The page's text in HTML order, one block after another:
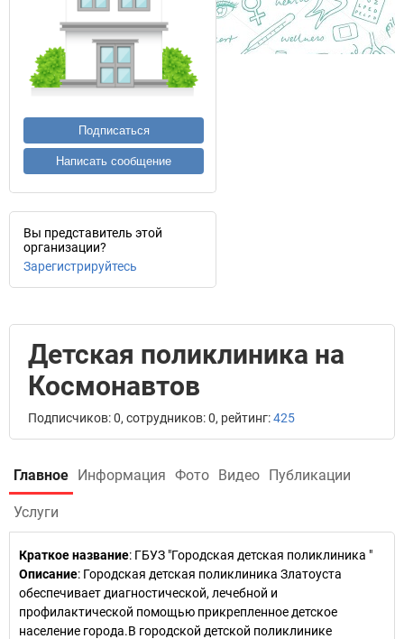
Подписаться
Написать сообщение
Вы представитель этой
организации?
Зарегистрируйтесь
Детская поликлиника на
Космонавтов
Подписчиков: 0, сотрудников: 0, рейтинг:425
Главное Информация Фото Видео Публикации
Услуги
Краткое название: ГБУЗ "Городская детская поликлиника "
Описание: Городская детская поликлиника Златоуста
обеспечивает диагностической, лечебной и
профилактической помощью прикрепленное детское
население города.В городской детской поликлинике